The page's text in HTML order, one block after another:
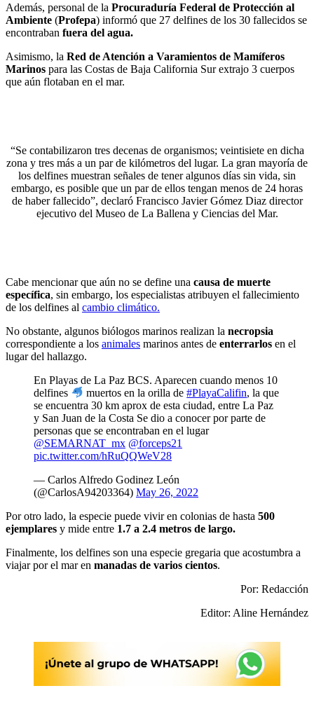
Además, personal de la Procuraduría Federal de Protección al
Ambiente (Profepa) informó que 27 delfines de los 30 fallecidos se
encontraban fuera del agua.
Asimismo, la Red de Atención a Varamientos de Mamíferos
Marinos para las Costas de Baja California Sur extrajo 3 cuerpos
que aún flotaban en el mar.
“Se contabilizaron tres decenas de organismos; veintisiete en dicha
zona y tres más a un par de kilómetros del lugar. La gran mayoría de
los delfines muestran señales de tener algunos días sin vida, sin
embargo, es posible que un par de ellos tengan menos de 24 horas
de haber fallecido”, declaró Francisco Javier Gómez Diaz director
ejecutivo del Museo de La Ballena y Ciencias del Mar.
Cabe mencionar que aún no se define una causa de muerte
específica, sin embargo, los especialistas atribuyen el fallecimiento
de los delfines al cambio climático.
No obstante, algunos biólogos marinos realizan la necropsia
correspondiente a los animales marinos antes de enterrarlos en el
lugar del hallazgo.
En Playas de La Paz BCS. Aparecen cuando menos 10
delfines
muertos en la orilla de#PlayaCalifin, la que
se encuentra 30 km aprox de esta ciudad, entre La Paz
y San Juan de la Costa Se dio a conocer por parte de
personas que se encontraban en el lugar
@SEMARNAT_mx @forceps21
pic.twitter.com/hRuQQWeV28
— Carlos Alfredo Godinez León
(@CarlosA94203364) May 26, 2022
Por otro lado, la especie puede vivir en colonias de hasta 500
ejemplares y mide entre 1.7 a 2.4 metros de largo.
Finalmente, los delfines son una especie gregaria que acostumbra a
viajar por el mar en manadas de varios cientos.
Por: Redacción
Editor: Aline Hernández